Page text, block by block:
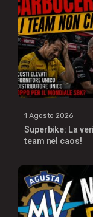
1 Agosto 2026
Superbike: La
team nel caos!